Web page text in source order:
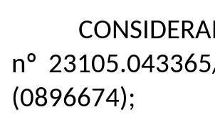
nº
(0896674);